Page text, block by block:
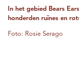
In het gebied Bears
honderden ruïnes en
Foto: Rosie Serago